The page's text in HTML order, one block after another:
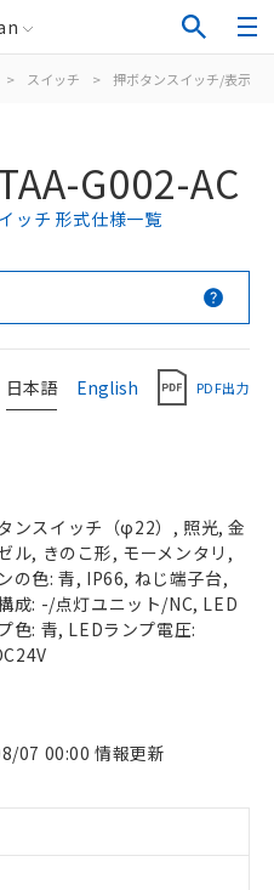
> スイッチ > 押ボタンスイッチ/表示灯
G002-AC
ッチ 形式仕様一覧
日本語 English PDF出力
ンスイッチ（φ22）, 照光, 金
ル, きのこ形, モーメンタリ,
の色: 青, IP66, ねじ端子台,
成: -/点灯ユニット/NC, LED
色: 青, LEDランプ電圧:
07 00:00 情報更新